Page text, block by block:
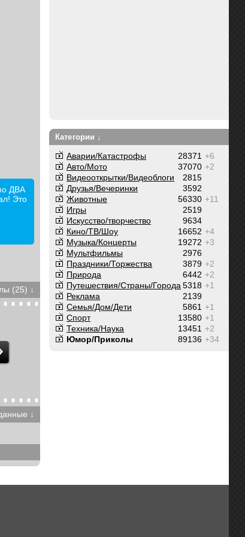
ДВА
Это
(25) ↓
↓
Категории ↓
+6
28371
Аварии/Катастрофы
+2
37070
Авто/Мото
2815
Видеооткрытки/Видеоблоги
3592
Друзья/Вечеринки
+11
56330
Животные
2519
Игры
9634
Искусство/творчество
+4
16652
Кино/ТВ/Шоу
+3
19272
Музыка/Концерты
2976
Мультфильмы
+2
3879
Праздники/Торжества
+2
6442
Природа
+1
5318
Путешествия/Cтраны/Города
2139
Реклама
+1
5861
Семья/Дом/Дети
+1
13580
Спорт
+2
13451
Техника/Наука
+34
89136
Юмор/Приколы